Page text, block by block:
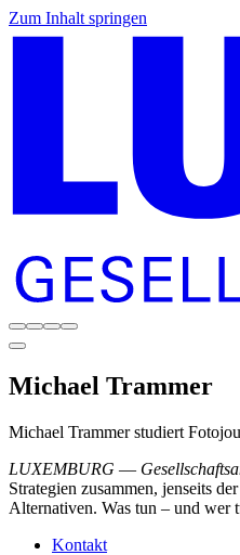
Zum Inhalt springen
Michael Trammer
Michael Trammer studiert
LUXEMBURG —
Strategien zusammen, jenseits
Alternativen. Was tun – und wer
Kontakt